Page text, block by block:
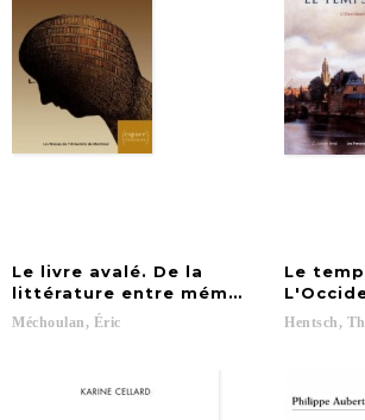
Le livre avalé. De la
littérature entre mémoire et
Méchoulan, Éric
Le
Hentsch,